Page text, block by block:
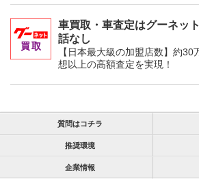
車買取・車査定はグーネッ
話なし
【日本最大級の加盟店数】約30
想以上の高額査定を実現！
質問はコチラ
推奨環境
企業情報